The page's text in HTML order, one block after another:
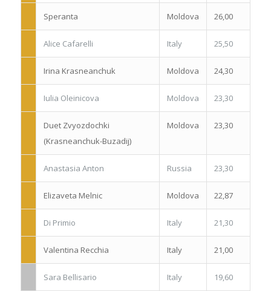
Speranta Moldova 26,00
Alice Cafarelli Italy 25,50
Irina Krasneanchuk Moldova 24,30
Iulia Oleinicova Moldova 23,30
Duet Zvyozdochki
(Krasneanchuk-Buzadij)
Moldova 23,30
Anastasia Anton Russia 23,30
Elizaveta Melnic Moldova 22,87
Di Primio Italy 21,30
Valentina Recchia Italy 21,00
Sara Bellisario Italy 19,60